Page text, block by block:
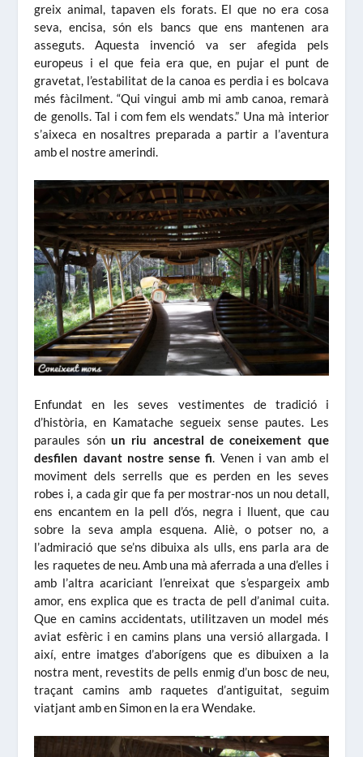
greix animal, tapaven els forats. El que no era cosa
seva, encisa, són els bancs que ens mantenen ara
asseguts. Aquesta invenció va ser afegida pels
europeus i el que feia era que, en pujar el punt de
gravetat, l’estabilitat de la canoa es perdia i es bolcava
més fàcilment. “Qui vingui amb mi amb canoa, remarà
de genolls. Tal i com fem els wendats.” Una mà interior
s’aixeca en nosaltres preparada a partir a l’aventura
amb el nostre amerindi.
Enfundat en les seves vestimentes de tradició i
d’història, en Kamatache segueix sense pautes. Les
paraules sónun riu ancestral de coneixement que
desfilen davant nostre sense fi. Venen i van amb el
moviment dels serrells que es perden en les seves
robes i, a cada gir que fa per mostrar-nos un nou detall,
ens encantem en la pell d’ós, negra i lluent, que cau
sobre la seva ampla esquena. Aliè, o potser no, a
l’admiració que se’ns dibuixa als ulls, ens parla ara de
les raquetes de neu. Amb una mà aferrada a una d’elles i
amb l’altra acariciant l’enreixat que s’espargeix amb
amor, ens explica que es tracta de pell d’animal cuita.
Que en camins accidentats, utilitzaven un model més
aviat esfèric i en camins plans una versió allargada. I
així, entre imatges d’aborígens que es dibuixen a la
nostra ment, revestits de pells enmig d’un bosc de neu,
traçant camins amb raquetes d’antiguitat, seguim
viatjant amb en Simon en la era Wendake.